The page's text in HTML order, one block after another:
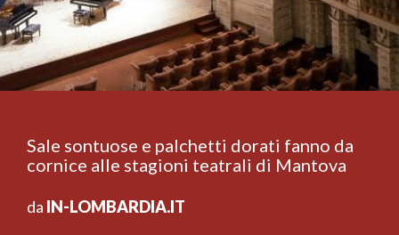
Sale sontuose e palchetti dorati fanno da
cornice alle stagioni teatrali di Mantova
da IN-LOMBARDIA.IT